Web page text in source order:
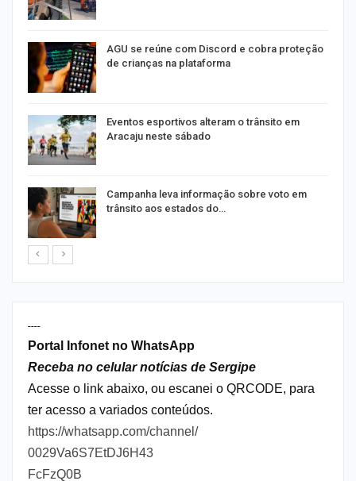
AGU se reúne com Discord e cobra proteção
de crianças na plataforma
Eventos esportivos alteram o trânsito em
Aracaju neste sábado
Campanha leva informação sobre voto em
trânsito aos estados do…
----
Portal Infonet no WhatsApp
Receba no celular notícias de Sergipe
Acesse o link abaixo, ou escanei o QRCODE, para
ter acesso a variados conteúdos.
https://whatsapp.com/channel/
0029Va6S7EtDJ6H43
FcFzQ0B